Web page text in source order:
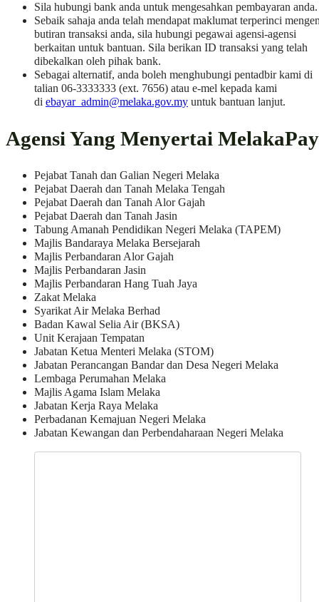
Sila hubungi bank anda untuk mengesahkan pembayaran anda.
Sebaik sahaja anda telah mendapat maklumat terperinci
butiran transaksi anda, sila hubungi pegawai agensi-agensi
berkaitan untuk bantuan. Sila berikan ID transaksi yang telah
dibekalkan oleh pihak bank.
Sebagai alternatif, anda boleh menghubungi pentadbir kami di
talian 06-3333333 (ext. 7656) atau e-mel kepada kami
di ebayar_admin@melaka.gov.my untuk bantuan lanjut.
Agensi Yang Menyertai MelakaPay
Pejabat Tanah dan Galian Negeri Melaka
Pejabat Daerah dan Tanah Melaka Tengah
Pejabat Daerah dan Tanah Alor Gajah
Pejabat Daerah dan Tanah Jasin
Tabung Amanah Pendidikan Negeri Melaka (TAPEM)
Majlis Bandaraya Melaka Bersejarah
Majlis Perbandaran Alor Gajah
Majlis Perbandaran Jasin
Majlis Perbandaran Hang Tuah Jaya
Zakat Melaka
Syarikat Air Melaka Berhad
Badan Kawal Selia Air (BKSA)
Unit Kerajaan Tempatan
Jabatan Ketua Menteri Melaka (STOM)
Jabatan Perancangan Bandar dan Desa Negeri Melaka
Lembaga Perumahan Melaka
Majlis Agama Islam Melaka
Jabatan Kerja Raya Melaka
Perbadanan Kemajuan Negeri Melaka
Jabatan Kewangan dan Perbendaharaan Negeri Melaka